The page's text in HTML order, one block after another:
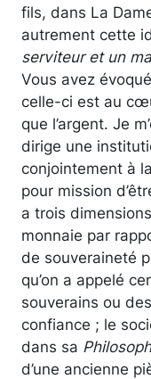
fils, dans La
autrement cette
serviteur et un
Vous avez
celle-ci est au
que l’argent. Je
dirige une
conjointement à
pour mission
a trois
monnaie par
de souveraineté
qu’on a appelé
souverains ou
confiance ; le
dans sa
d’une ancienne